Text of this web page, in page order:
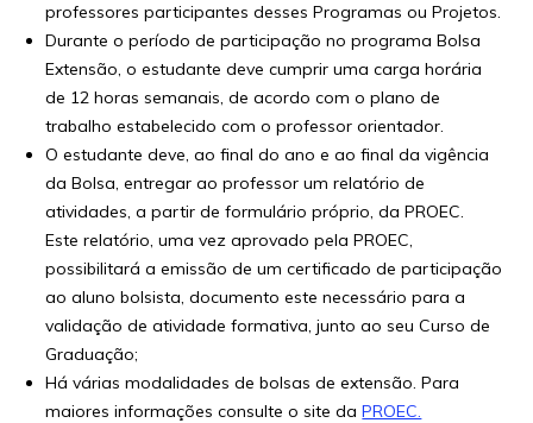
professores participantes desses Programas ou Projetos.
Durante o período de participação no programa Bolsa
Extensão, o estudante deve cumprir uma carga horária
de 12 horas semanais, de acordo com o plano de
trabalho estabelecido com o professor orientador.
O estudante deve, ao final do ano e ao final da vigência
da Bolsa, entregar ao professor um relatório de
atividades, a partir de formulário próprio, da PROEC.
Este relatório, uma vez aprovado pela PROEC,
possibilitará a emissão de um certificado de participação
ao aluno bolsista, documento este necessário para a
validação de atividade formativa, junto ao seu Curso de
Graduação;
Há várias modalidades de bolsas de extensão. Para
maiores informações consulte o site daPROEC.